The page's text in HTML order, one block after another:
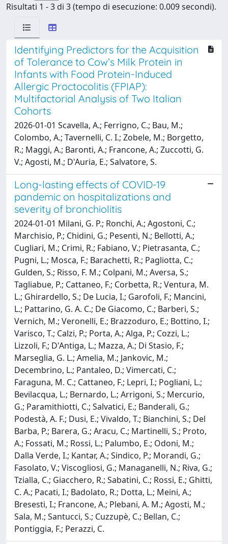
Risultati 1 - 3 di 3 (tempo di esecuzione: 0.009 secondi).
Identifying Predictors for the Acquisition
of Tolerance to Cow’s Milk Protein in
Infants with Food Protein-Induced
Allergic Proctocolitis (FPIAP):
Multifactorial Analysis of Two Italian
Cohorts
2026-01-01 Scavella, A.; Ferrigno, C.; Bau, M.;
Colombo, A.; Tavernelli, C. I.; Zobele, M.; Borgetto,
R.; Maggi, A.; Baronti, A.; Francone, A.; Zuccotti, G.
V.; Agosti, M.; D'Auria, E.; Salvatore, S.
Long-lasting effects of COVID-19
pandemic on hospitalizations and
severity of bronchiolitis
2024-01-01 Milani, G. P.; Ronchi, A.; Agostoni, C.;
Marchisio, P.; Chidini, G.; Pesenti, N.; Bellotti, A.;
Cugliari, M.; Crimi, R.; Fabiano, V.; Pietrasanta, C.;
Pugni, L.; Mosca, F.; Barachetti, R.; Pagliotta, C.;
Gulden, S.; Risso, F. M.; Colpani, M.; Aversa, S.;
Tagliabue, P.; Cattaneo, F.; Corbetta, R.; Ventura, M.
L.; Ghirardello, S.; De Lucia, I.; Garofoli, F.; Mancini,
L.; Pattarino, G. A. C.; De Giacomo, C.; Barberi, S.;
Vernich, M.; Veronelli, E.; Brazzoduro, E.; Bottino, I.;
Varisco, T.; Calzi, P.; Porta, A.; Alga, P.; Cozzi, L.;
Lizzoli, F.; D'Antiga, L.; Mazza, A.; Di Stasio, F.;
Marseglia, G. L.; Amelia, M.; Jankovic, M.;
Decembrino, L.; Pantaleo, D.; Vimercati, C.;
Faraguna, M. C.; Cattaneo, F.; Lepri, I.; Pogliani, L.;
Bevilacqua, L.; Bernardo, L.; Arrigoni, S.; Mercurio,
G.; Paramithiotti, C.; Salvatici, E.; Banderali, G.;
Podestà, A. F.; Dusi, E.; Vivaldo, T.; Bianchini, S.; Del
Barba, P.; Barera, G.; Aracu, C.; Martinelli, S.; Proto,
A.; Fossati, M.; Rossi, L.; Palumbo, E.; Odoni, M.;
Dalla Verde, I.; Kantar, A.; Sindico, P.; Morandi, G.;
Fasolato, V.; Viscogliosi, G.; Managanelli, N.; Riva, G.;
Tzialla, C.; Giacchero, R.; Sabatini, C.; Rossi, E.; Ghitti,
C. A.; Pacati, I.; Badolato, R.; Dotta, L.; Meini, A.;
Bresesti, I.; Francone, A.; Plebani, A. M.; Agosti, M.;
Sala, M.; Santucci, S.; Cuzzupè, C.; Bellan, C.;
Pontiggia, F.; Perazzi, C.